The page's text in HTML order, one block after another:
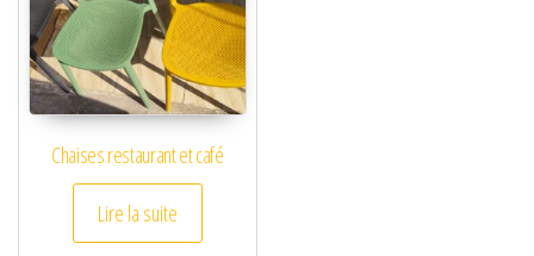
Chaises restaurant et café
Lire la suite